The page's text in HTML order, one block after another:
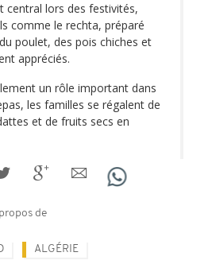
central lors des festivités,
comme le rechta, préparé
poulet, des pois chiches et
appréciés.
un rôle important dans
les familles se régalent de
et de fruits secs en
de
ALGÉRIE